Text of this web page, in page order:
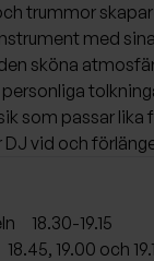
trummor
med
sköna
som passar
vid och
18.30-19.15
och